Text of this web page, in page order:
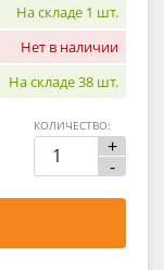
На складе 1 шт.
Нет в наличии
На складе 38 шт.
+
-
КОЛИЧЕСТВО: